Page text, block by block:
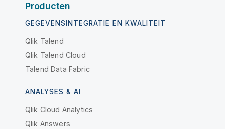
Producten
GEGEVENSINTEGRATIE EN KWALITEIT
Qlik Talend
Qlik Talend Cloud
Talend Data Fabric
ANALYSES & AI
Qlik Cloud Analytics
Qlik Answers